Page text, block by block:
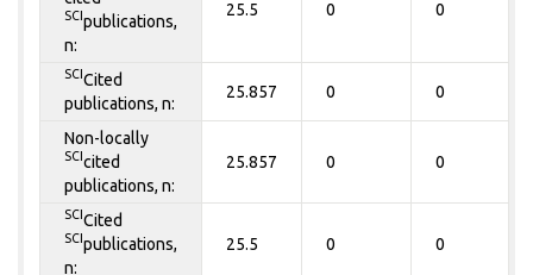
SCI publications,
n:
25.5 0 0
SCI Cited
publications, n:
25.857 0 0
Non-locally
SCI cited
publications, n:
25.857 0 0
SCI Cited
SCI publications,
n:
25.5 0 0